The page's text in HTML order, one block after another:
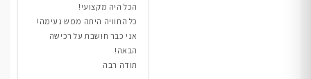
הכל היה מקצועי!
כל החוויה היתה ממש נעימה!
אני כבר חושבת על רכישה
הבאה!
תודה רבה